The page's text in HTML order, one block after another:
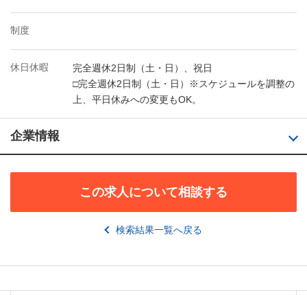
制度
休日休暇
完全週休2日制（土・日）、祝日
□完全週休2日制（土・日）※スケジュールを調整の
上、平日休みへの変更もOK。
企業情報
この求人について相談する
検索結果一覧へ戻る